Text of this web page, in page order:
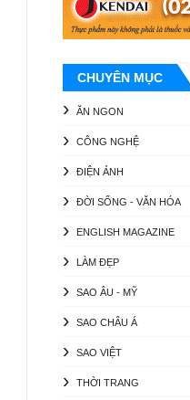
CHUYÊN MỤC
ĂN NGON
CÔNG NGHỆ
ĐIỆN ẢNH
ĐỜI SỐNG - VĂN HÓA
ENGLISH MAGAZINE
LÀM ĐẸP
SAO ÂU - MỸ
SAO CHÂU Á
SAO VIỆT
THỜI TRANG